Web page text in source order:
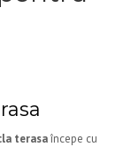
terasaîncepe cu